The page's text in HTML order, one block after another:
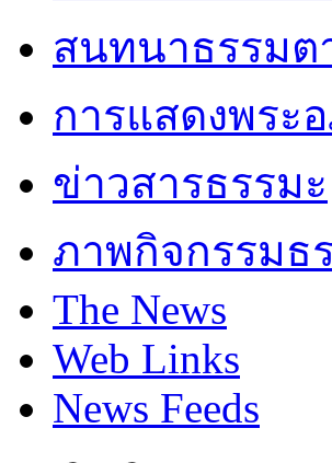
สนทนาธรรมต
การแสดงพระ
ข่าวสารธรรมะ
ภาพกิจกรรมธ
The News
Web Links
News Feeds